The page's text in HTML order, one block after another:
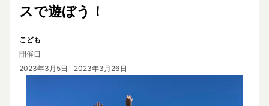
スで遊ぼう！
こども
開催日
2023年3月5日
2023年3月26日